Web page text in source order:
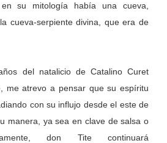
su mitología había una cueva,
cueva-serpiente divina, que era de
del natalicio de Catalino Curet
me atrevo a pensar que su espíritu
con su influjo desde el este de
manera, ya sea en clave de salsa o
don Tite continuará